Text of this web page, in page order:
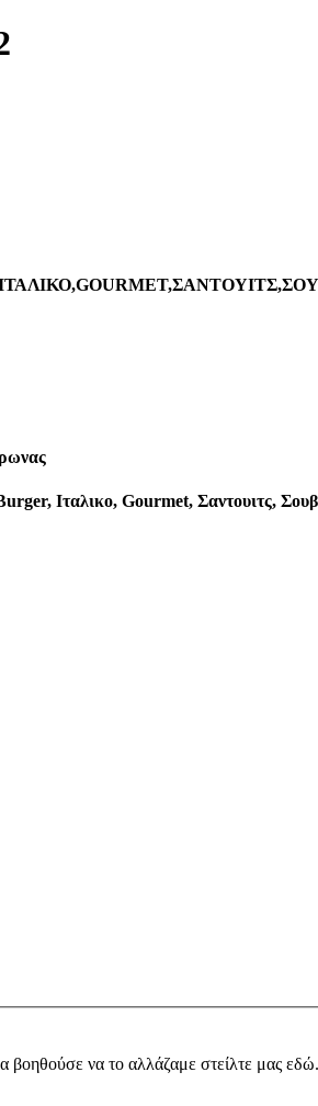
Ιταλικο, Gourmet, Σαντουιτς,
βοηθούσε να το αλλάζαμε στείλτε μας